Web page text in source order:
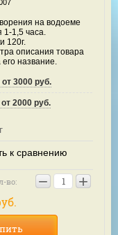
на водоеме
1-1,5 часа.
120г.
описания товара
его название.
от 3000 руб.
2000 руб.
к сравнению
во: − +